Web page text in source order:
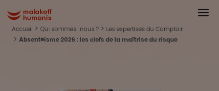
Malakoff Humanis Accueil
Accueil Qui sommes-nous ?
Les expertises du Comptoir
Absentéisme 2026 : les clefs de la maîtrise du risque